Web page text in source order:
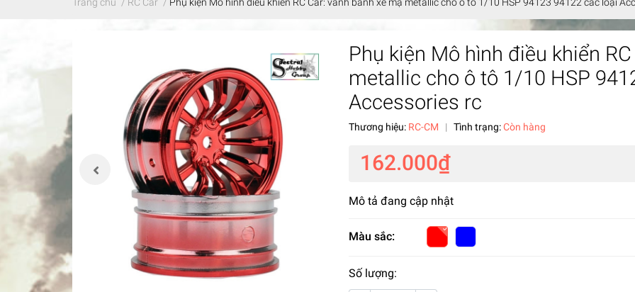
Phụ kiện Mô hình điều khiển
metallic cho ô tô 1/10 HSP
Accessories rc
Thương hiệu: RC-CM | Tình trạng:Còn hàng
162.000₫
Mô tả đang cập nhật
Màu sắc:
Số lượng: